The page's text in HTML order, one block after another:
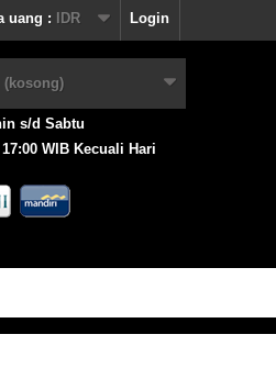
Login
uang : IDR
(kosong)
s/d Sabtu
WIB Kecuali Hari